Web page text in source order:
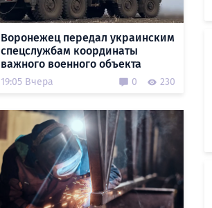
Воронежец передал украинским
спецслужбам координаты
важного военного объекта
19:05 Вчера 0 230